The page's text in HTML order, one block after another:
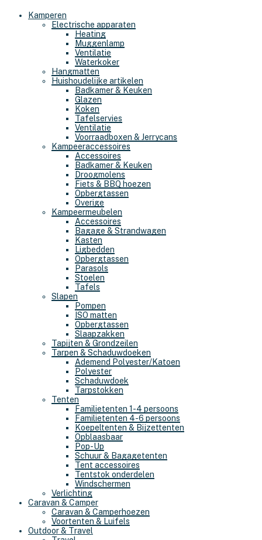
Kamperen
Electrische apparaten
Heating
Muggenlamp
Ventilatie
Waterkoker
Hangmatten
Huishoudelijke artikelen
Badkamer & Keuken
Glazen
Koken
Tafelservies
Ventilatie
Voorraadboxen & Jerrycans
Kampeeraccessoires
Accessoires
Badkamer & Keuken
Droogmolens
Fiets & BBQ hoezen
Opbergtassen
Overige
Kampeermeubelen
Accessoires
Bagage & Strandwagen
Kasten
Ligbedden
Opbergtassen
Parasols
Stoelen
Tafels
Slapen
Pompen
ISO matten
Opbergtassen
Slaapzakken
Tapijten & Grondzeilen
Tarpen & Schaduwdoeken
Ademend Polyester/Katoen
Polyester
Schaduwdoek
Tarpstokken
Tenten
Familietenten 1-4 persoons
Familietenten 4-6 persoons
Koepeltenten & Bijzettenten
Opblaasbaar
Pop-Up
Schuur & Bagagetenten
Tent accessoires
Tentstok onderdelen
Windschermen
Verlichting
Caravan & Camper
Caravan & Camperhoezen
Voortenten & Luifels
Outdoor & Travel